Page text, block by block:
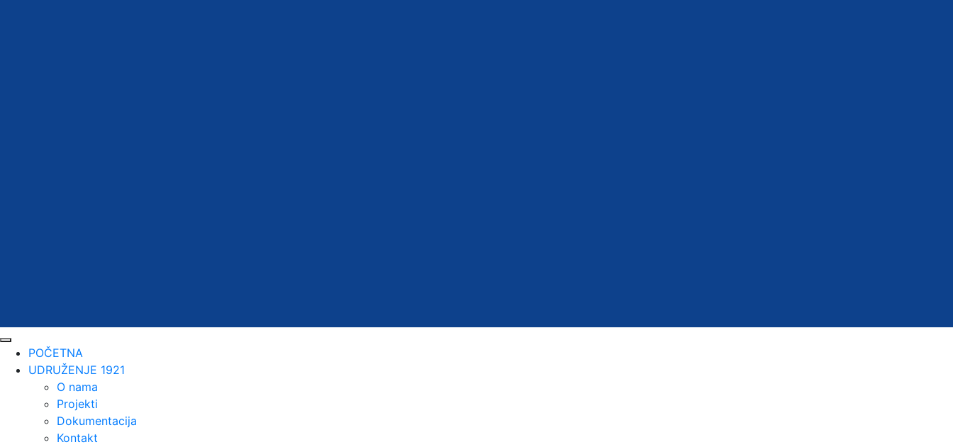
POČETNA
UDRUŽENJE 1921
O nama
Projekti
Dokumentacija
Kontakt